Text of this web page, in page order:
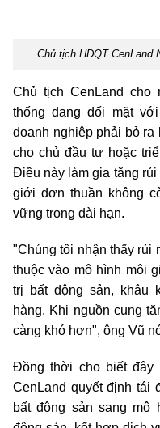
Chủ tịch HĐQT CenLand
Chủ tịch CenLand cho
thống đang đối mặt
doanh nghiệp phải bỏ
cho chủ đầu tư hoặc
Điều này làm gia tăng
giới đơn thuần không
vững trong dài hạn.
"Chúng tôi nhận thấy rủi
thuộc vào mô hình môi
trị bất động sản, khâu
hàng. Khi nguồn cung
càng khó hơn", ông Vũ
Đồng thời cho biết đây
CenLand quyết định tái
bất động sản sang mô